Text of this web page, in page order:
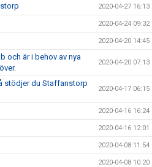
2020-04-27 16:13
2020-04-24 09:32
2020-04-20 14:45
och är i behov av nya
2020-04-20 07:13
stödjer du Staffanstorp
2020-04-17 06:15
2020-04-16 16:24
2020-04-16 12:01
2020-04-08 11:54
2020-04-08 10:20